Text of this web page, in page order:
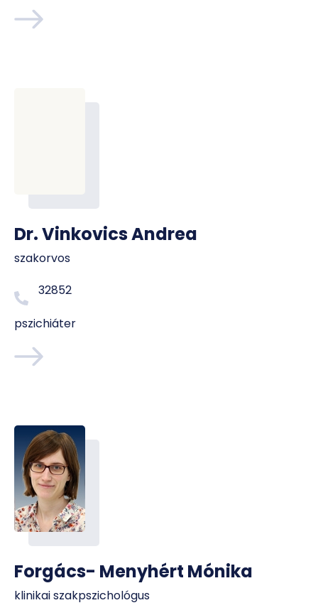
Dr. Vinkovics Andrea
szakorvos
32852
pszichiáter
Forgács- Menyhért Mónika
klinikai szakpszichológus